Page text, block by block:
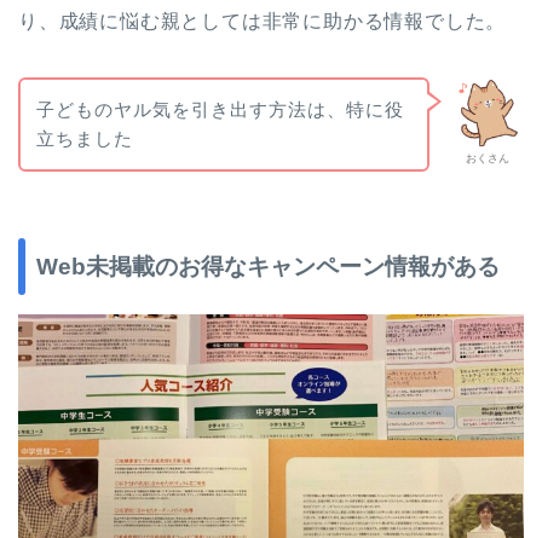
り、成績に悩む親としては非常に助かる情報でした。
おくさん
子どものヤル気を引き出す方法は、特に役
立ちました
Web未掲載のお得なキャンペーン情報がある